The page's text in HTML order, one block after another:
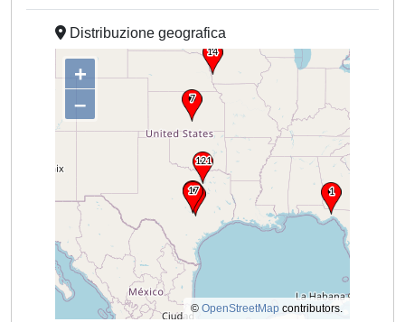
Distribuzione geografica
+
–
© OpenStreetMap contributors.